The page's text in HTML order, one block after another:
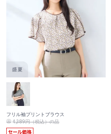
フリル袖プリントブラウス
4,389円（税込）の品